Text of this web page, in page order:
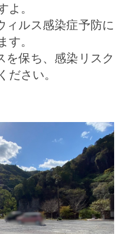
。
ィルス感染症予防に
す。
を保ち、感染リスク
ださい。